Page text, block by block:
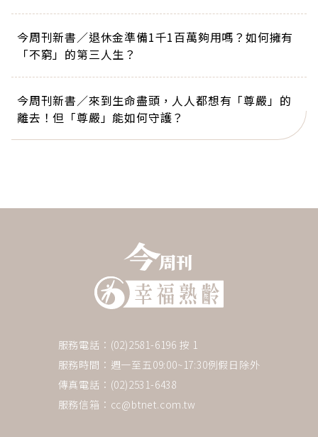
今周刊新書／退休金準備1千1百萬夠用嗎？如何擁有
「不窮」的第三人生？
今周刊新書／來到生命盡頭，人人都想有「尊嚴」的
離去！但「尊嚴」能如何守護？
服務電話：(02)2581-6196 按 1
服務時間：週一至五09:00~17:30例假日除外
傳真電話：(02)2531-6438
服務信箱： cc@btnet.com.tw